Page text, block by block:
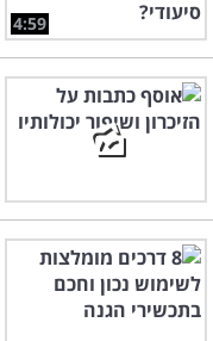
4:59